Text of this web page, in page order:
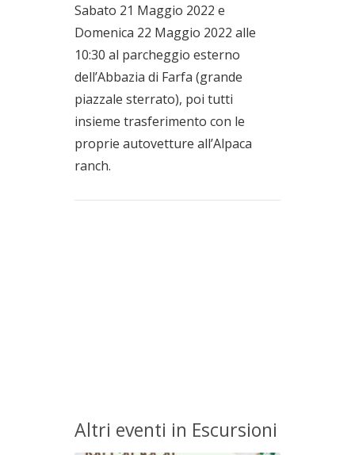
Sabato 21 Maggio 2022 e
Domenica 22 Maggio 2022 alle
10:30 al parcheggio esterno
dell’Abbazia di Farfa (grande
piazzale sterrato), poi tutti
insieme trasferimento con le
proprie autovetture all’Alpaca
ranch.
Altri eventi in Escursioni